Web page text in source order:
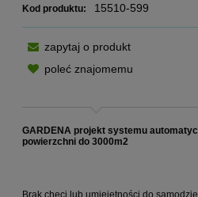
Kod produktu: 15510-599
zapytaj o produkt
poleć znajomemu
GARDENA projekt systemu
powierzchni do 3000m2
Brak chęci lub umiejętności do